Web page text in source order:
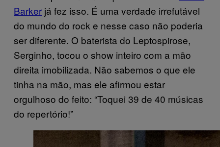
Barker já fez isso. É uma verdade irrefutável
do mundo do rock e nesse caso não poderia
ser diferente. O baterista do Leptospirose,
Serginho, tocou o show inteiro com a mão
direita imobilizada. Não sabemos o que ele
tinha na mão, mas ele afirmou estar
orgulhoso do feito: “Toquei 39 de 40 músicas
do repertório!”